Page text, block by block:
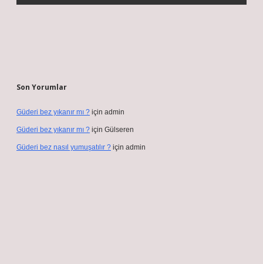
Son Yorumlar
Güderi bez yıkanır mı ? için admin
Güderi bez yıkanır mı ? için Gülseren
Güderi bez nasıl yumuşatılır ? için admin